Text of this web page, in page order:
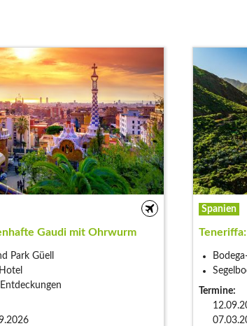
Gaudi mit Ohrwurm
Park Güell
Spanien
Termine: